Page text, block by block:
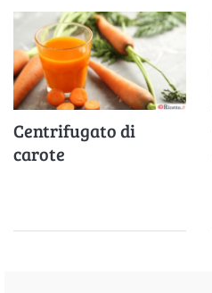
Centrifugato di
carote